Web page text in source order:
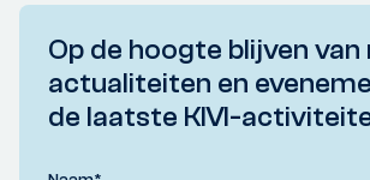
Op de hoogte blijven van
actualiteiten en
de laatste KIVI-